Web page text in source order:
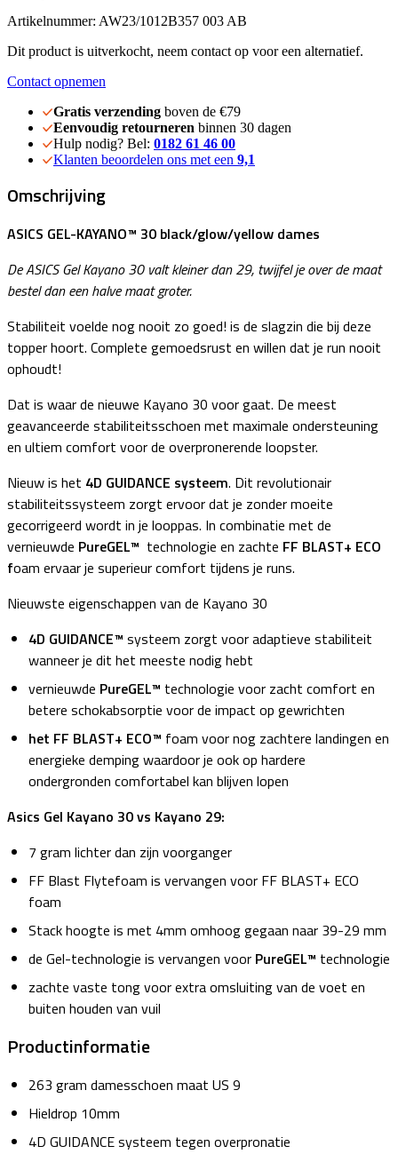
Artikelnummer: AW23/1012B357 003 AB
Dit product is uitverkocht, neem contact op voor een alternatief.
Contact opnemen
Gratis verzending boven de €79
Eenvoudig retourneren binnen 30 dagen
Hulp nodig? Bel: 0182 61 46 00
Klanten beoordelen ons met een 9,1
Omschrijving
ASICS GEL-KAYANO™ 30 black/glow/yellow dames
De ASICS Gel Kayano 30 valt kleiner dan 29, twijfel je over de maat
bestel dan een halve maat groter.
Stabiliteit voelde nog nooit zo goed! is de slagzin die bij deze
topper hoort. Complete gemoedsrust en willen dat je run nooit
ophoudt!
Dat is waar de nieuwe Kayano 30 voor gaat. De meest
geavanceerde stabiliteitsschoen met maximale ondersteuning
en ultiem comfort voor de overpronerende loopster.
Nieuw is het 4D GUIDANCE systeem. Dit revolutionair
stabiliteitssysteem zorgt ervoor dat je zonder moeite
gecorrigeerd wordt in je looppas. In combinatie met de
vernieuwde PureGEL™ technologie en zachte FF BLAST+ ECO
foam ervaar je superieur comfort tijdens je runs.
Nieuwste eigenschappen van de Kayano 30
4D GUIDANCE™ systeem zorgt voor adaptieve stabiliteit
wanneer je dit het meeste nodig hebt
vernieuwde PureGEL™ technologie voor zacht comfort en
betere schokabsorptie voor de impact op gewrichten
het FF BLAST+ ECO™ foam voor nog zachtere landingen en
energieke demping waardoor je ook op hardere
ondergronden comfortabel kan blijven lopen
Asics Gel Kayano 30 vs Kayano 29:
7 gram lichter dan zijn voorganger
FF Blast Flytefoam is vervangen voor FF BLAST+ ECO
foam
Stack hoogte is met 4mm omhoog gegaan naar 39-29 mm
de Gel-technologie is vervangen voor PureGEL™ technologie
zachte vaste tong voor extra omsluiting van de voet en
buiten houden van vuil
Productinformatie
263 gram damesschoen maat US 9
Hieldrop 10mm
4D GUIDANCE systeem tegen overpronatie